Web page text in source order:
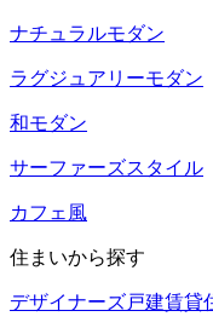
ナチュラルモダン
ラグジュアリーモダン
和モダン
サーファーズスタイル
カフェ風
住まいから探す
デザイナーズ戸建賃貸